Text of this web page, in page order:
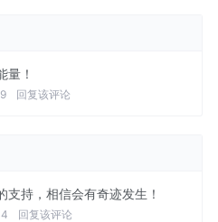
量！
回复该评论
支持，相信会有奇迹发生！
回复该评论